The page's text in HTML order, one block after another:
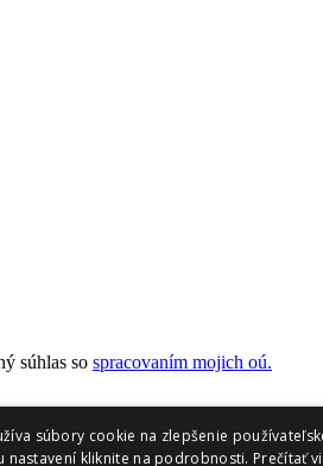
súhlas so spracovaním mojich oú.
súbory cookie na zlepšenie
nastavení kliknite na podrobnosti. Prečítať